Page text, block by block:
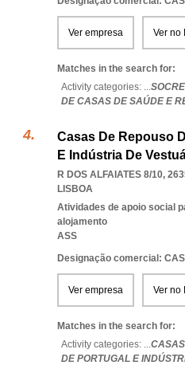
Ver empresa Ver no
Matches in the search for:
Activity categories: ...
DE CASAS DE SAÚDE E
Casas De Repouso
E Indústria De
R DOS ALFAIATES 8/10,
LISBOA
Atividades de apoio social
alojamento
ASS
Designação comercial:
Ver empresa Ver no
Matches in the search for:
Activity categories: ...
DE PORTUGAL E